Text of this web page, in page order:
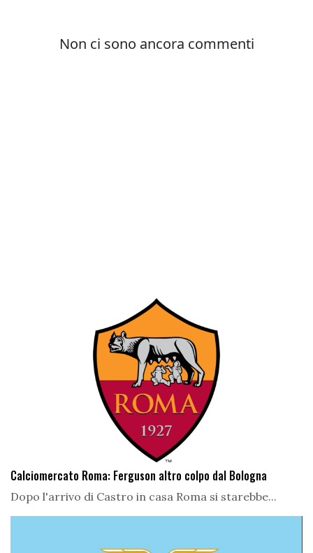
Calciomercato Roma: Ferguson altro colpo dal Bologna
Dopo l'arrivo di Castro in casa Roma si starebbe...